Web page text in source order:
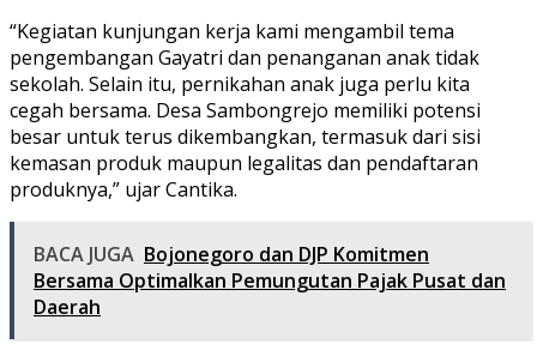
“Kegiatan kunjungan kerja kami mengambil tema
pengembangan Gayatri dan penanganan anak tidak
sekolah. Selain itu, pernikahan anak juga perlu kita
cegah bersama. Desa Sambongrejo memiliki potensi
besar untuk terus dikembangkan, termasuk dari sisi
kemasan produk maupun legalitas dan pendaftaran
produknya,” ujar Cantika.
BACA JUGA Bojonegoro dan DJP Komitmen
Bersama Optimalkan Pemungutan Pajak Pusat dan
Daerah